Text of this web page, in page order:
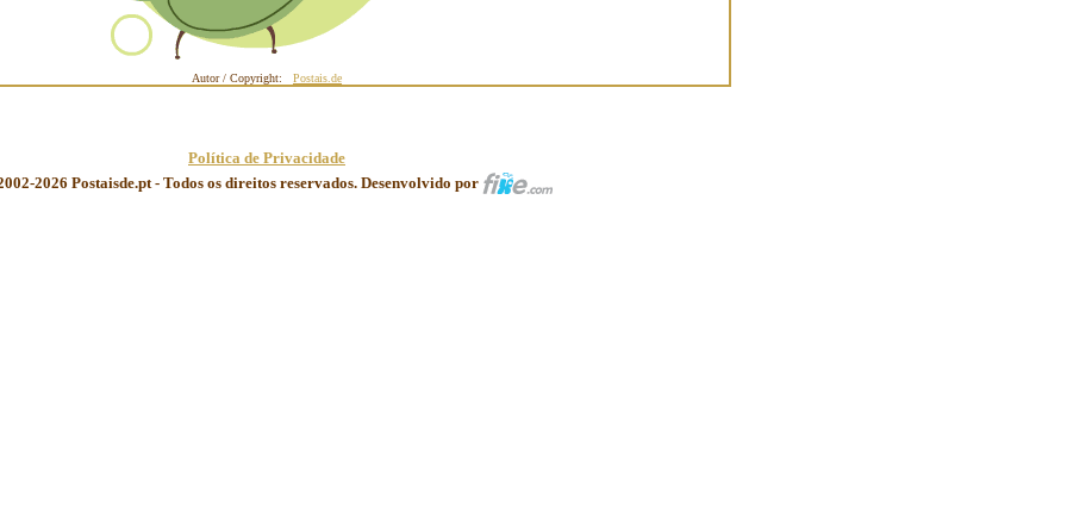
Autor / Copyright: Postais.de
Política de Privacidade
2026 Postaisde.pt - Todos os direitos reservados. Desenvolvido por